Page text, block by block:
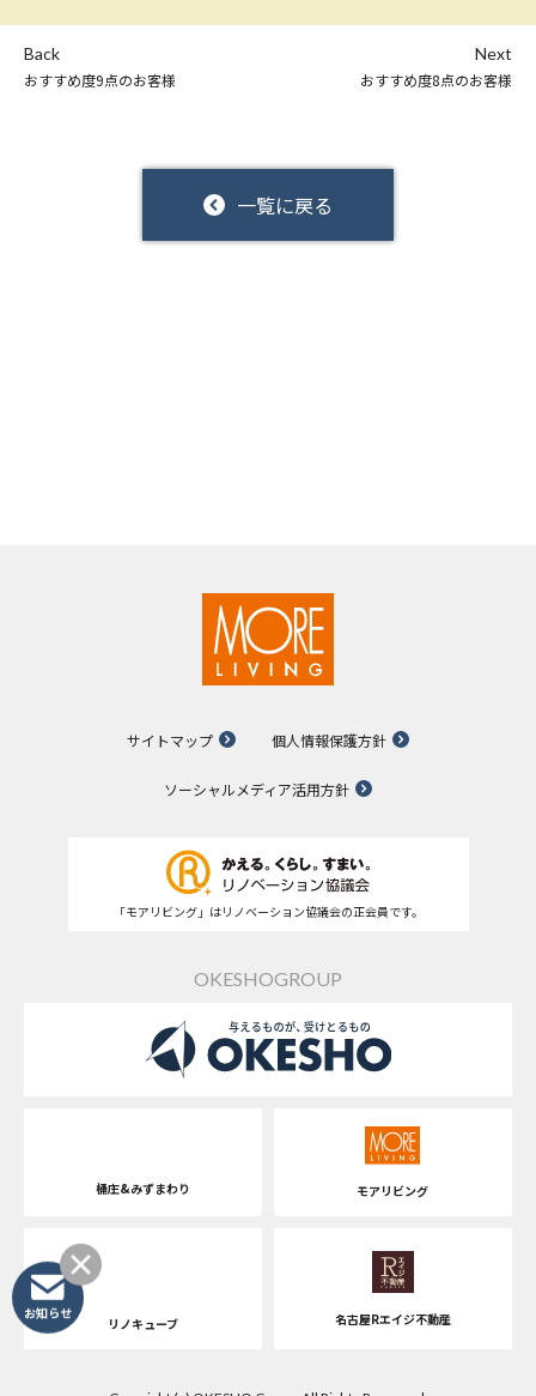
Back
おすすめ度9点のお客様
一覧に戻る
Next
おすすめ度8点のお客様
サイトマップ 個人情報保護方針
ソーシャルメディア活用方針
「モアリビング」はリノベーション協議会の正会員です。
OKESHOGROUP
桶庄&みずまわり モアリビング
リノキューブ 名古屋Rエイジ不動産
お知らせ